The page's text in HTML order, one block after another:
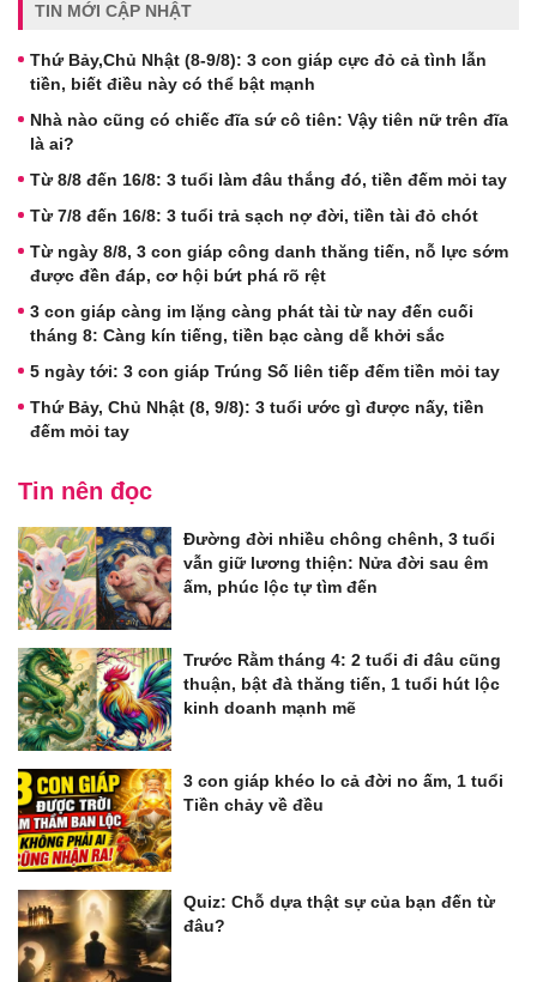
TIN MỚI CẬP NHẬT
Thứ Bảy,Chủ Nhật (8-9/8): 3 con giáp cực đỏ cả tình lẫn
tiền, biết điều này có thể bật mạnh
Nhà nào cũng có chiếc đĩa sứ cô tiên: Vậy tiên nữ trên đĩa
là ai?
Từ 8/8 đến 16/8: 3 tuổi làm đâu thắng đó, tiền đếm mỏi tay
Từ 7/8 đến 16/8: 3 tuổi trả sạch nợ đời, tiền tài đỏ chót
Từ ngày 8/8, 3 con giáp công danh thăng tiến, nỗ lực sớm
được đền đáp, cơ hội bứt phá rõ rệt
3 con giáp càng im lặng càng phát tài từ nay đến cuối
tháng 8: Càng kín tiếng, tiền bạc càng dễ khởi sắc
5 ngày tới: 3 con giáp Trúng Số liên tiếp đếm tiền mỏi tay
Thứ Bảy, Chủ Nhật (8, 9/8): 3 tuổi ước gì được nấy, tiền
đếm mỏi tay
Tin nên đọc
Đường đời nhiều chông chênh, 3 tuổi
vẫn giữ lương thiện: Nửa đời sau êm
ấm, phúc lộc tự tìm đến
Trước Rằm tháng 4: 2 tuổi đi đâu cũng
thuận, bật đà thăng tiến, 1 tuổi hút lộc
kinh doanh mạnh mẽ
3 con giáp khéo lo cả đời no ấm, 1 tuổi
Tiền chảy về đều
Quiz: Chỗ dựa thật sự của bạn đến từ
đâu?